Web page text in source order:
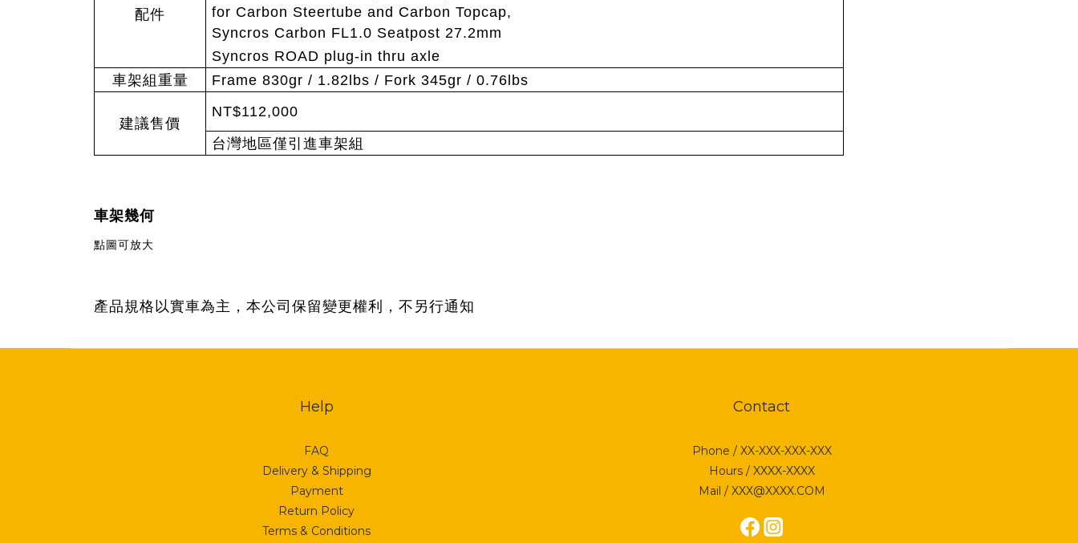
配件
for Carbon Steertube and Carbon Topcap,
Syncros Carbon FL1.0 Seatpost 27.2mm
Syncros ROAD plug-in thru axle
車架組重量
Frame 830gr / 1.82lbs / Fork 345gr / 0.76lbs
建議售價
NT$112,000
台灣地區僅引進車架組
車架幾何
點圖可放大
產品規格以實車為主，本公司保留變更權利，不另行通知
Help
FAQ
Delivery & Shipping
Payment
Return Policy
Terms & Conditions
Contact
Phone / XX-XXX-XXX-XXX
Hours / XXXX-XXXX
Mail / XXX@XXXX.COM